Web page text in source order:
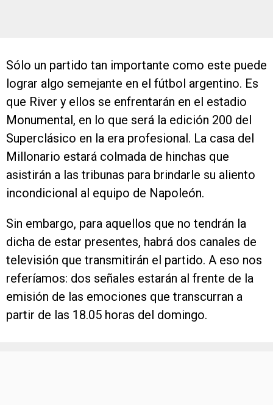
Sólo un partido tan importante como este puede
lograr algo semejante en el fútbol argentino. Es
que River y ellos se enfrentarán en el estadio
Monumental, en lo que será la edición 200 del
Superclásico en la era profesional. La casa del
Millonario estará colmada de hinchas que
asistirán a las tribunas para brindarle su aliento
incondicional al equipo de Napoleón.
Sin embargo, para aquellos que no tendrán la
dicha de estar presentes, habrá dos canales de
televisión que transmitirán el partido. A eso nos
referíamos: dos señales estarán al frente de la
emisión de las emociones que transcurran a
partir de las 18.05 horas del domingo.